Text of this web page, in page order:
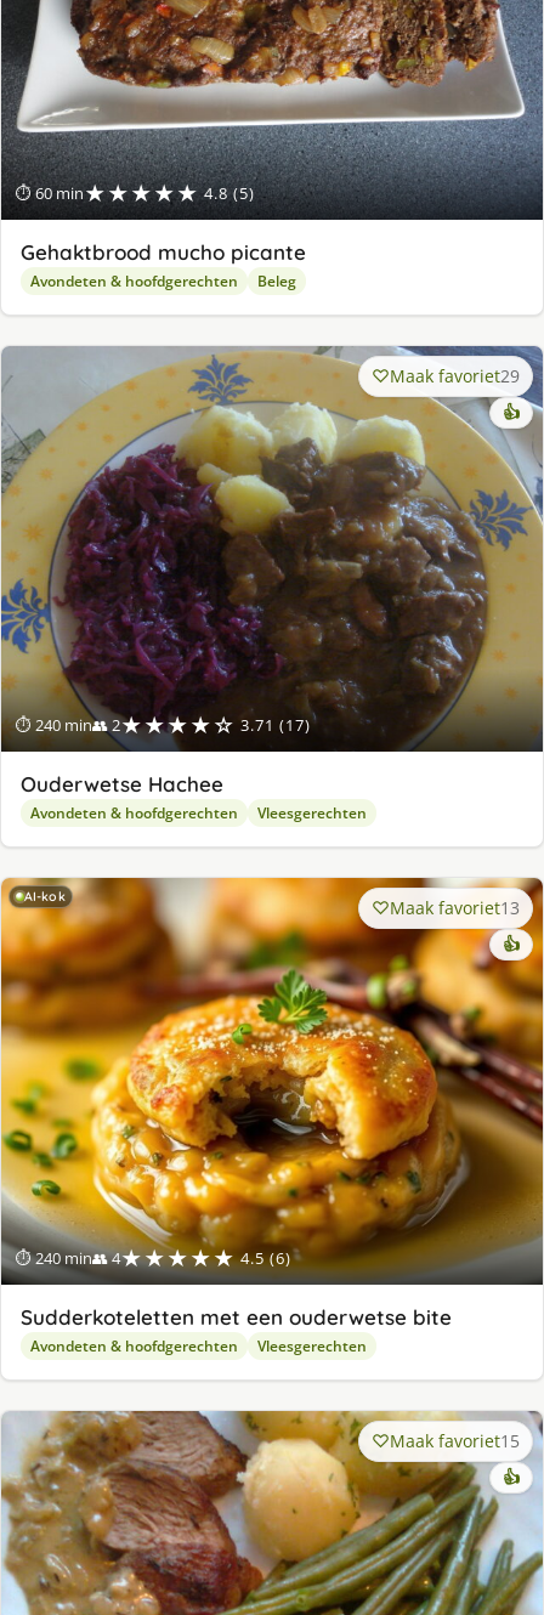
⏱ 60 min★★★★★ 4.8 (5)
Gehaktbrood mucho picante
Avondeten & hoofdgerechten Beleg
⏱ 240 min👥 2★★★★☆ 3.71 (17)
Maak favoriet29
👍
Ouderwetse Hachee
Avondeten & hoofdgerechten Vleesgerechten
AI-kok
⏱ 240 min👥 4★★★★★ 4.5 (6)
Maak favoriet13
👍
Sudderkoteletten met een ouderwetse bite
Avondeten & hoofdgerechten Vleesgerechten
Maak favoriet15
👍